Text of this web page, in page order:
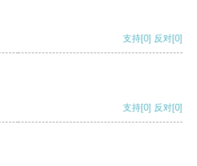
支持[0] 反对[0]
支持[0] 反对[0]